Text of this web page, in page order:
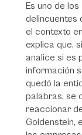
Es uno de
delincuentes
el contexto
explica que,
analice si es
información
quedó la
palabras, se
reaccionar
Goldenstein,